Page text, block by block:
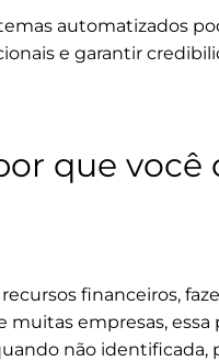
automatizados
e garantir
que você
financeiros,
empresas, essa
não identificada,